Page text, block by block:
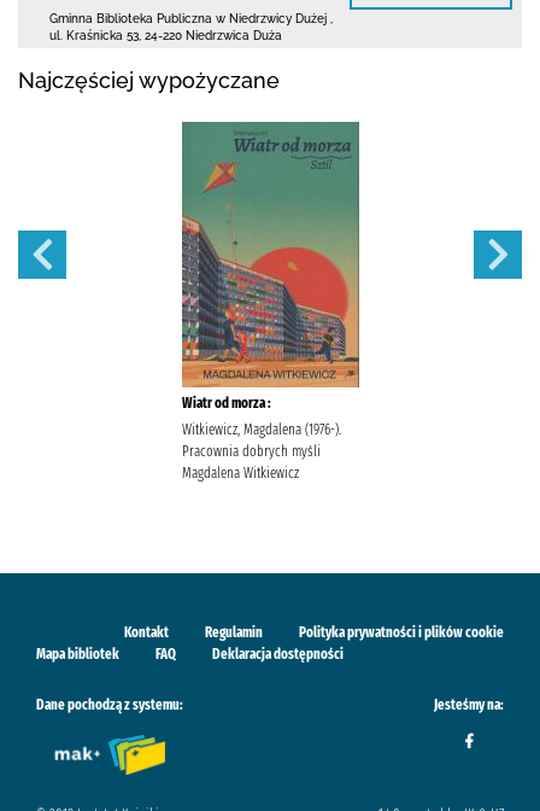
Gminna Biblioteka Publiczna w Niedrzwicy Dużej
ul. Kraśnicka 53 24-220 Niedrzwica Duża
Najczęściej wypożyczane
Wiatr od morza :
Witkiewicz, Magdalena (1976-).
Pracownia dobrych myśli
Magdalena Witkiewicz
Kontakt Regulamin
Polityka prywatności i plików cookie
Mapa bibliotek
FAQ Deklaracja dostępności
Dane pochodzą z systemu: Jesteśmy na: